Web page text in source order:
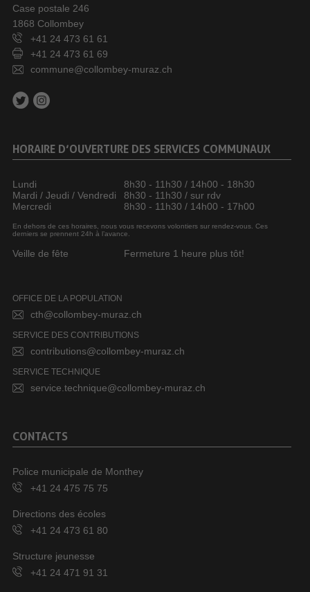
Case postale 246
1868 Collombey
+41 24 473 61 61
+41 24 473 61 69
commune@collombey-muraz.ch
HORAIRE D’OUVERTURE DES SERVICES COMMUNAUX
Lundi
8h30 - 11h30 / 14h00 - 18h30
Mardi / Jeudi / Vendredi
8h30 - 11h30 / sur rdv
Mercredi
8h30 - 11h30 / 14h00 - 17h00
En dehors de ces horaires, nous vous recevons volontiers sur rendez-vous. Ces
derniers se prennent 24h à l’avance.
Veille de fête Fermeture 1 heure plus tôt!
OFFICE DE LA POPULATION
cth@collombey-muraz.ch
SERVICE DES CONTRIBUTIONS
contributions@collombey-muraz.ch
SERVICE TECHNIQUE
service.technique@collombey-muraz.ch
CONTACTS
Police municipale de Monthey
+41 24 475 75 75
Directions des écoles
+41 24 473 61 80
Structure jeunesse
+41 24 471 91 31